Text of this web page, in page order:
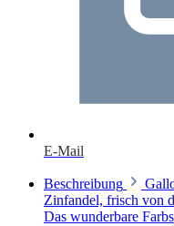
E-Mail
Beschreibung
Zinfandel, frisch von
Das wunderbare